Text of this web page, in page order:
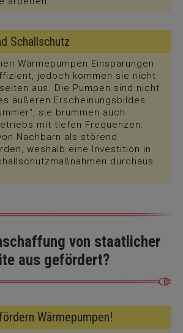
Schallschutz
Wärmepumpen Einsparungen
jedoch kommen sie nicht
aus. Die Pumpen sind nicht
äußeren Erscheinungsbildes
sie brummen auch
mit tiefen Frequenzen.
Nachbarn als störend
weshalb eine Investition in
durchaus
von staatlicher
aus gefördert?
Wärmepumpen!